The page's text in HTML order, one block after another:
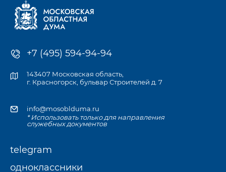
+7 (495) 594-94-94
143407 Московская область,
г. Красногорск, бульвар Строителей д. 7
info@mosoblduma.ru
* Использовать только для направления
служебных документов
telegram
одноклассники